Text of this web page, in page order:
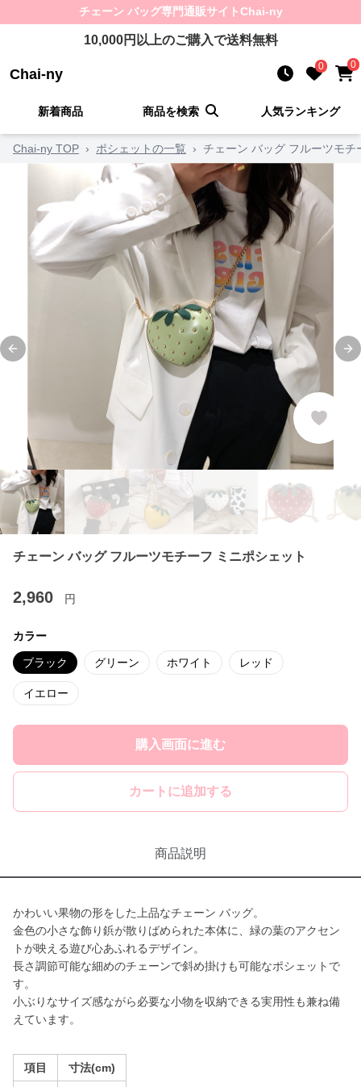
チェーン バッグ専門通販サイトChai-ny
10,000円以上のご購入で送料無料
Chai-ny 0 0
新着商品 商品を検索 人気ランキング
Chai-ny TOP › ポシェットの一覧 › チェーン バッグ フルーツモチ
Previous slide
チェーン バッグ フルーツモチーフ ミニポシェット
2,960 円
カラー
ブラック グリーン ホワイト レッド
イエロー
購入画面に進む
カートに追加する
商品説明
かわいい果物の形をした上品なチェーン バッグ。
金色の小さな飾り鋲が散りばめられた本体に、緑の葉のアクセン
トが映える遊び心あふれるデザイン。
長さ調節可能な細めのチェーンで斜め掛けも可能なポシェットで
す。
小ぶりなサイズ感ながら必要な小物を収納できる実用性も兼ね備
えています。
項目 寸法(cm)